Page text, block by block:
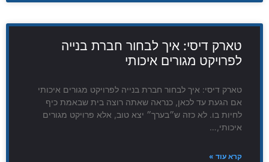
טארק דיסי: איך לבחור חברת בנייה
לפרויקט מגורים איכותי
טארק דיסי: איך לבחור חברת בנייה לפרויקט מגורים איכותי
אם הגעת עד לכאן, כנראה שאתה רוצה בית שבאמת כיף
לחיות בו. לא כזה ש״בערך״ יצא טוב, אלא פרויקט מגורים
איכותי,…
קרא עוד »